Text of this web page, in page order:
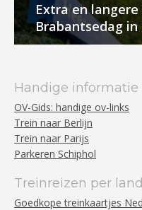
Extra en
Brabantsedag in
Handige informatie
OV-Gids: handige ov-links
Trein naar Berlijn
Trein naar Parijs
Parkeren Schiphol
Treinreizen per land
Goedkope treinkaartjes